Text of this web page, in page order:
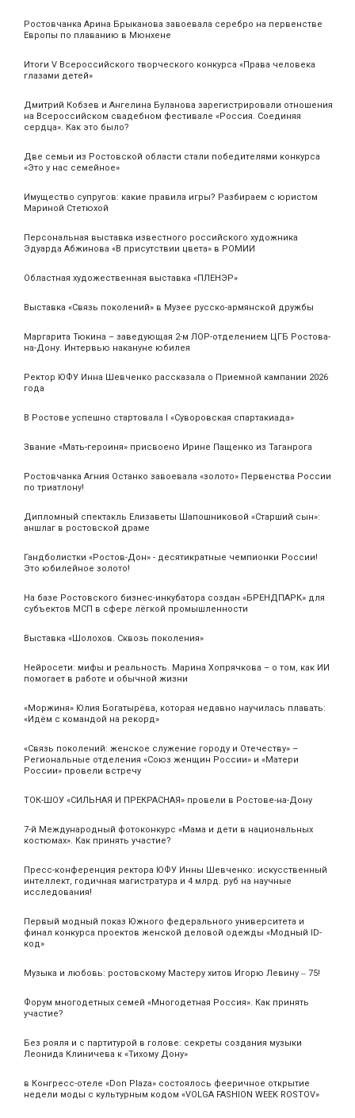
Ростовчанка Арина Брыканова завоевала серебро на первенстве
Европы по плаванию в Мюнхене
Итоги V Всероссийского творческого конкурса «Права человека
глазами детей»
Дмитрий Кобзев и Ангелина Буланова зарегистрировали отношения
на Всероссийском свадебном фестивале «Россия. Соединяя
сердца». Как это было?
Две семьи из Ростовской области стали победителями конкурса
«Это у нас семейное»
Имущество супругов: какие правила игры? Разбираем с юристом
Мариной Стетюхой
Персональная выставка известного российского художника
Эдуарда Абжинова «В присутствии цвета» в РОМИИ
Областная художественная выставка «ПЛЕНЭР»
Выставка «Связь поколений» в Музее русско-армянской дружбы
Маргарита Тюкина – заведующая 2-м ЛОР-отделением ЦГБ Ростова-
на-Дону. Интервью накануне юбилея
Ректор ЮФУ Инна Шевченко рассказала о Приемной кампании 2026
года
В Ростове успешно стартовала I «Суворовская спартакиада»
Звание «Мать‑героиня» присвоено Ирине Пащенко из Таганрога
Ростовчанка Агния Останко завоевала «золото» Первенства России
по триатлону!
Дипломный спектакль Елизаветы Шапошниковой «Старший сын»:
аншлаг в ростовской драме
Гандболистки «Ростов-Дон» - десятикратные чемпионки России!
Это юбилейное золото!
На базе Ростовского бизнес-инкубатора создан «БРЕНДПАРК» для
субъектов МСП в сфере лёгкой промышленности
Выставка «Шолохов. Сквозь поколения»
Нейросети: мифы и реальность. Марина Хопрячкова – о том, как ИИ
помогает в работе и обычной жизни
«Моржиня» Юлия Богатырёва, которая недавно научилась плавать:
«Идём с командой на рекорд»
«Связь поколений: женское служение городу и Отечеству» –
Региональные отделения «Союз женщин России» и «Матери
России» провели встречу
ТОК-ШОУ «СИЛЬНАЯ И ПРЕКРАСНАЯ» провели в Ростове-на-Дону
7-й Международный фотоконкурс «Мама и дети в национальных
костюмах». Как принять участие?
Пресс-конференция ректора ЮФУ Инны Шевченко: искусственный
интеллект, годичная магистратура и 4 млрд. руб на научные
исследования!
Первый модный показ Южного федерального университета и
финал конкурса проектов женской деловой одежды «Модный ID-
код»
Музыка и любовь: ростовскому Мастеру хитов Игорю Левину ‒ 75!
Форум многодетных семей «Многодетная Россия». Как принять
участие?
Без рояля и с партитурой в голове: секреты создания музыки
Леонида Клиничева к «Тихому Дону»
в Конгресс-отеле «Don Plaza» состоялось фееричное открытие
недели моды с культурным кодом «VOLGA FASHION WEEK ROSTOV»